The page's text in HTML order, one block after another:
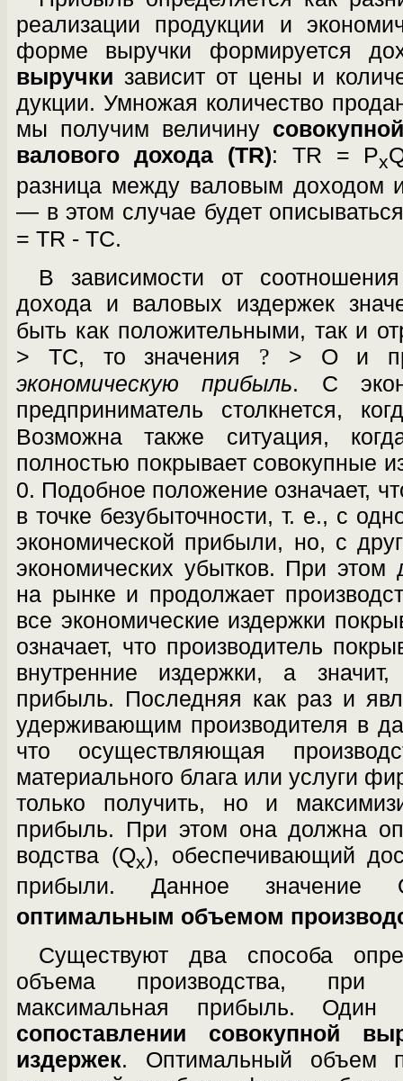
реализации продукции и
форме выручки формируется
выручки зависит от цены и
дукции. Умножая количество
мы получим величину
валового дохо­да (TR): TR = Px
разница между валовым доходом
— в этом случае будет
= TR - ТС.
В зависимости от
дохода и валовых издержек
быть как поло­жительными, так и
> ТС, то значения ? > О и
экономическую прибыль. С
предприниматель столкнется,
Возможна также ситуация,
полностью покрывает совокупные
0. Подобное положение означает,
в точке безубыточности, т. е., с
экономической прибыли, но, с
эко­номических убытков. При
на рынке и продолжает
все экономиче­ские издержки
означает, что про­изводитель
внутренние издержки, а
прибыль. Последняя как раз и
удерживающим производителя в
что осуществляющая
материального блага или услуги
только получить, но и
прибыль. При этом она должна
водства (Qx), обеспечивающий
при­были. Данное значение
оптимальным объемом
Существуют два способа
объема производства, при
максимальная прибыль.
сопоставлении совокупной
издержек. Оптимальный объем